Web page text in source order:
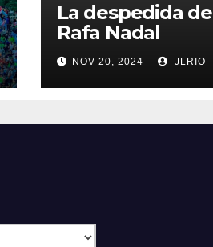
La despedida de
Rafa Nadal
NOV 20, 2024 JLRIO